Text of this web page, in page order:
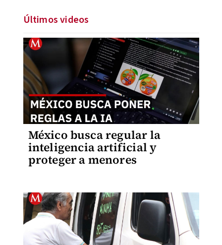
Últimos videos
México busca regular la
inteligencia artificial y
proteger a menores